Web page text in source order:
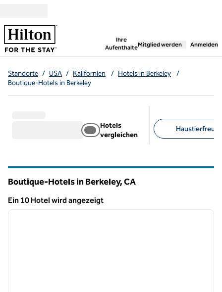
Ihre
Aufenthalte
,öffnet neue
Mitglied werden Anmelden
Standorte / USA / Kalifornien / Hotels in Berkeley
/
Boutique-Hotels in Berkeley
Hotels
vergleichen
Boutique-Hotels in Berkeley,CA
Ein 10 Hotel wird angezeigt
Ein 10 Hotel wird angezeigt
1 von 12